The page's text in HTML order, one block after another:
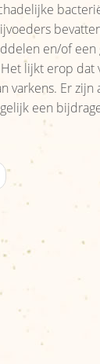
en/of
lijkt erop
varkens. Er zijn
een